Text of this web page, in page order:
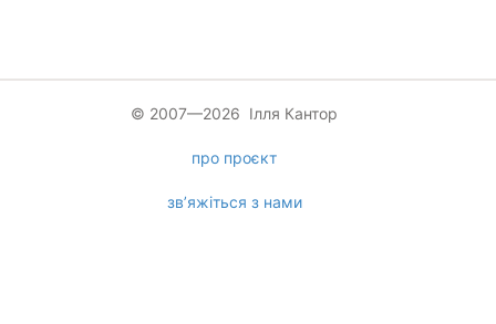
© 2007—2026 Ілля Кантор
про проєкт
зв’яжіться з нами